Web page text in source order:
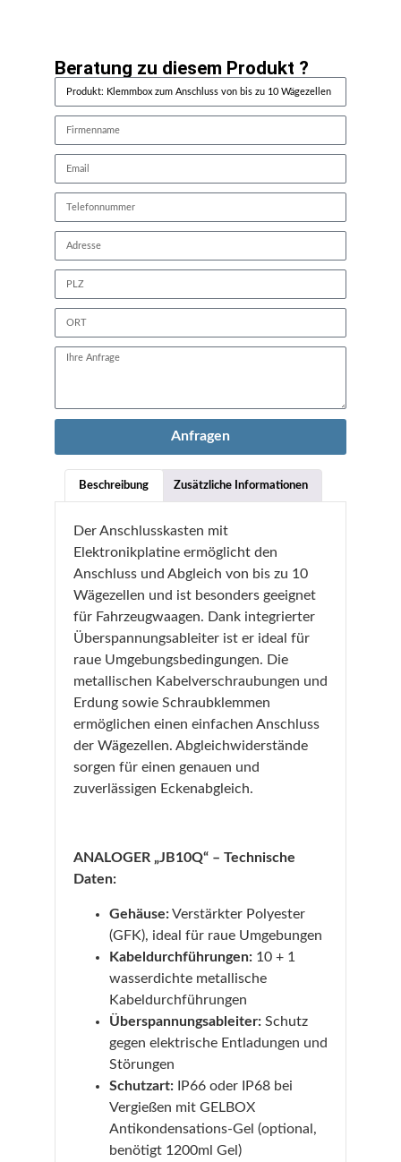
Beschreibung Zusätzliche Informationen
Der Anschlusskasten mit
Elektronikplatine ermöglicht den
Anschluss und Abgleich von bis zu 10
Wägezellen und ist besonders geeignet
für Fahrzeugwaagen. Dank integrierter
Überspannungsableiter ist er ideal für
raue Umgebungsbedingungen. Die
metallischen Kabelverschraubungen und
Erdung sowie Schraubklemmen
ermöglichen einen einfachen Anschluss
der Wägezellen. Abgleichwiderstände
sorgen für einen genauen und
zuverlässigen Eckenabgleich.
ANALOGER „JB10Q“ – Technische
Daten:
Gehäuse:Verstärkter Polyester
(GFK), ideal für raue Umgebungen
Kabeldurchführungen:10 + 1
wasserdichte metallische
Kabeldurchführungen
Überspannungsableiter:Schutz
gegen elektrische Entladungen und
Störungen
Schutzart:IP66 oder IP68 bei
Vergießen mit GELBOX
Antikondensations-Gel (optional,
benötigt 1200ml Gel)
Beratung zu diesem Produkt ?
Anfragen